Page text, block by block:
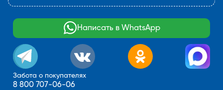
Написать в WhatsApp
Забота о покупателях
8 800 707-06-06